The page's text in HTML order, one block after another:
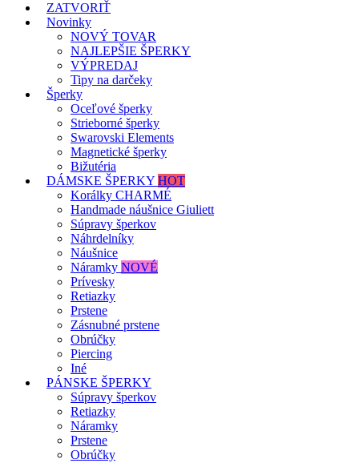
ZATVORIŤ
Novinky
NOVÝ TOVAR
NAJLEPŠIE ŠPERKY
VÝPREDAJ
Tipy na darčeky
Šperky
Oceľové šperky
Strieborné šperky
Swarovski Elements
Magnetické šperky
Bižutéria
DÁMSKE ŠPERKY HOT
Korálky CHARMÉ
Handmade náušnice Giuliett
Súpravy šperkov
Náhrdelníky
Náušnice
Náramky NOVÉ
Prívesky
Retiazky
Prstene
Zásnubné prstene
Obrúčky
Piercing
Iné
PÁNSKE ŠPERKY
Súpravy šperkov
Retiazky
Náramky
Prstene
Obrúčky